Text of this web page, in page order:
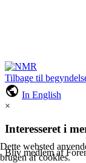
Tilbage til
public In English
×
Interesseret i
Bliv medlem af
Dette websted
brugen af cookies.